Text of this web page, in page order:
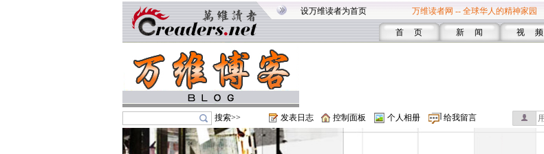
设万维读者为首页 万维读者网 -- 全球华人的精神家园
首 页 新 闻 视 频
搜索>> 发表日志 控制面板 个人相册 给我留言